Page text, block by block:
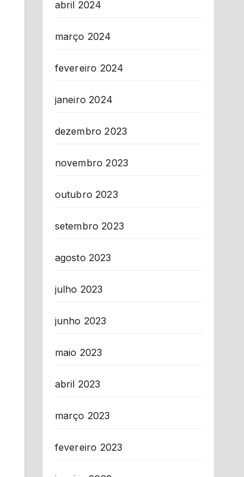
abril 2024
março 2024
fevereiro 2024
janeiro 2024
dezembro 2023
novembro 2023
outubro 2023
setembro 2023
agosto 2023
julho 2023
junho 2023
maio 2023
abril 2023
março 2023
fevereiro 2023